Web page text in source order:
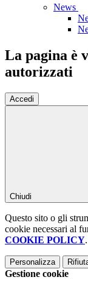
News
La pagina è
autorizzati
Accedi
Chiudi
Questo sito o gli
cookie necessari al
COOKIE POLICY.
Personalizza
Gestione cookie